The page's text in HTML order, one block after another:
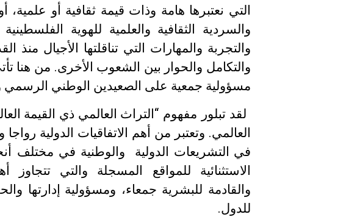
التي نعتبرها هامة وذات قيمة ثقافية أو
والسردية الثقافية والعلمية للهوية
والتجربة والمهارات التي تناقلتها الأجيال
والتكامل والحوار بين الشعوب الأخرى. من هنا
مسؤولية جمعية على الصعيدين الوطني الرسمي
لقد تبلور مفهوم “التراث العالمي ذي القيمة
العالمي. وتعتبر من أهم الاتفاقيات الدولية رواجا
في التشريعات الدولية
والوطنية في مختلف
الاستثنائية للمواقع المسجلة والتي
والقادمة للبشرية جمعاء، ومسؤولية إدارتها
للدول.